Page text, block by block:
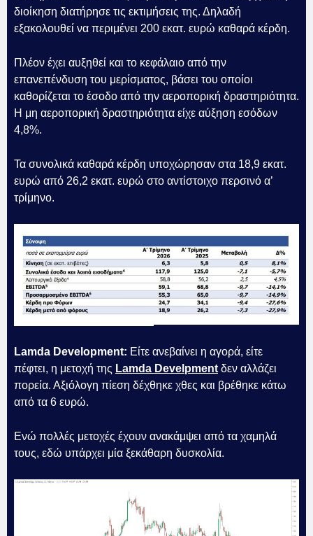
διοίκηση διατήρησε τις εκτιμήσεις της. Δηλαδή
εξακολουθεί να περιμένει 200 εκατ. ευρώ καθαρά κέρδη.
Πλέον έχει αυξηθεί και το κεφάλαιο από την
επανεπένδυση του μερίσματος, βάσει του οποίοι
καθορίζεται το έσοδο από την αεροπορική δραστηριότητα.
Η μη αεροπορική δραστηριότητα είχε αύξηση εσόδων
4,8%.
Τα συνολικά καθαρά κέρδη υποχώρησαν στα 18,9 εκατ.
ευρώ από 26,2 εκατ. ευρώ στο αντίστοιχο περσινό α’
τρίμηνο.
Lamda Development: Είτε ανεβαίνει η αγορά, είτε
πέφτει, η μετοχή της Lamda Develpment δεν αλλάζει
πορεία. Αξιόλογη πίεση δέχθηκε χθες και βρέθηκε κάτω
από τα 6 ευρώ.
Ενώ πολλές μετοχές έχουν ανακάμψει από τα χαμηλά
τους, εδώ υπάρχει μία ξεκάθαρη δυσκολία.